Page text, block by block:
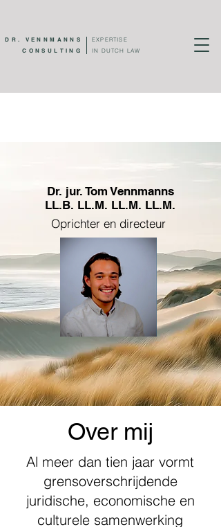
DR. VENNMANNS
CONSULTING
EXPERTISE
IN DUTCH LAW
Dr. jur. Tom Vennmanns
LL.B. LL.M. LL.M. LL.M.
Oprichter en directeur
Over mij
Al meer dan tien jaar vormt
grensoverschrijdende
juridische, economische en
culturele samenwerking